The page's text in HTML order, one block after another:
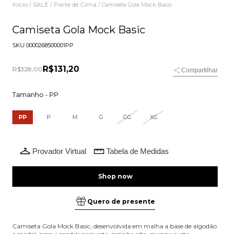
Início / SALE / Parte de Cima / Camiseta Gola Mock Basic
Camiseta Gola Mock Basic
SKU 0000268500001PP
R$328,00 R$131,20 Compartilhar
Tamanho - PP
PP P M G GG XG
Provador Virtual Tabela de Medidas
Quero de presente
Camiseta Gola Mock Basic, desenvolvida em malha a base de algodão